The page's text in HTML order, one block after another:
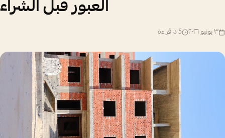
العبور قبل الشراء
٣ يونيو ٢٠٢٦ 5د قراءة